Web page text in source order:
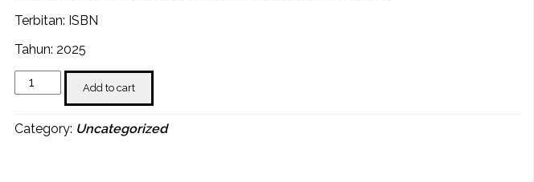
Terbitan: ISBN
Tahun: 2025
Buku
Pengantar
Algoritma
dan
Pemrograman
Add to cart
Category: Uncategorized